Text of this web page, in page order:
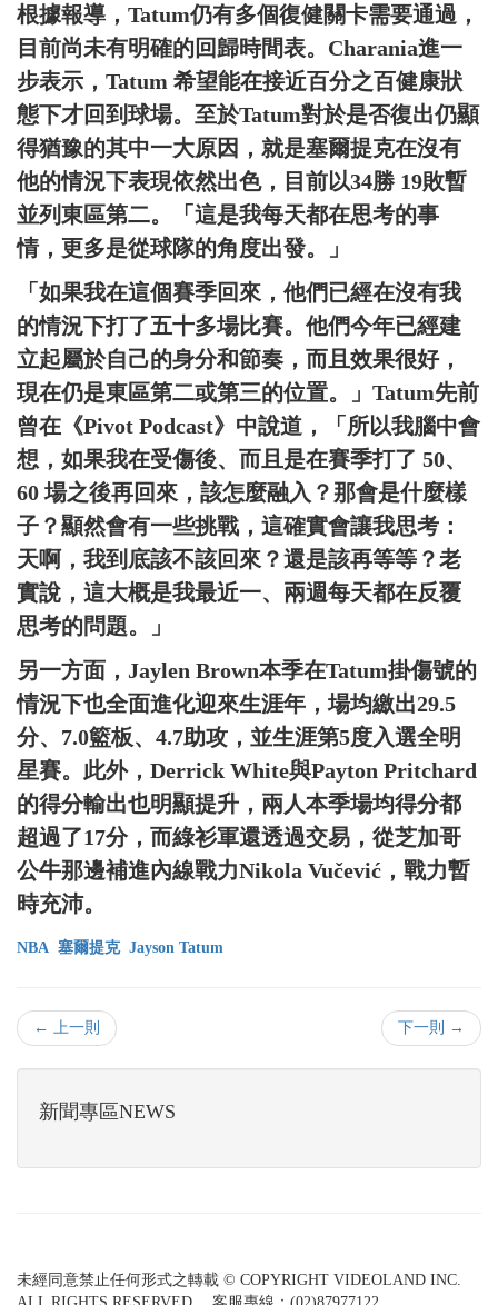
根據報導，Tatum仍有多個復健關卡需要通過，
目前尚未有明確的回歸時間表。Charania進一
步表示，Tatum 希望能在接近百分之百健康狀
態下才回到球場。至於Tatum對於是否復出仍顯
得猶豫的其中一大原因，就是塞爾提克在沒有
他的情況下表現依然出色，目前以34勝 19敗暫
並列東區第二。「這是我每天都在思考的事
情，更多是從球隊的角度出發。」
「如果我在這個賽季回來，他們已經在沒有我
的情況下打了五十多場比賽。他們今年已經建
立起屬於自己的身分和節奏，而且效果很好，
現在仍是東區第二或第三的位置。」Tatum先前
曾在《Pivot Podcast》中說道，「所以我腦中會
想，如果我在受傷後、而且是在賽季打了 50、
60 場之後再回來，該怎麼融入？那會是什麼樣
子？顯然會有一些挑戰，這確實會讓我思考：
天啊，我到底該不該回來？還是該再等等？老
實說，這大概是我最近一、兩週每天都在反覆
思考的問題。」
另一方面，Jaylen Brown本季在Tatum掛傷號的
情況下也全面進化迎來生涯年，場均繳出29.5
分、7.0籃板、4.7助攻，並生涯第5度入選全明
星賽。此外，Derrick White與Payton Pritchard
的得分輸出也明顯提升，兩人本季場均得分都
超過了17分，而綠衫軍還透過交易，從芝加哥
公牛那邊補進內線戰力Nikola Vučević，戰力暫
時充沛。
NBA 塞爾提克 Jayson Tatum
← 上一則 下一則 →
新聞專區NEWS
未經同意禁止任何形式之轉載 © COPYRIGHT VIDEOLAND INC.